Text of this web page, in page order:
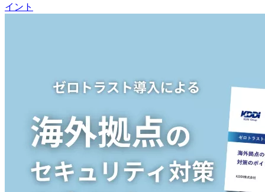
イント